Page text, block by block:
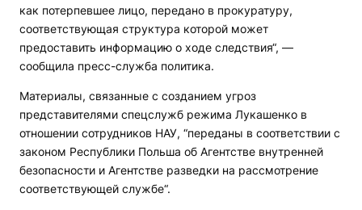
как потерпевшее лицо, передано в прокуратуру,
соответствующая структура которой может
предоставить информацию о ходе следствия“, —
сообщила пресс-служба политика.
Материалы, связанные с созданием угроз
представителями спецслужб режима Лукашенко в
отношении сотрудников НАУ, “переданы в соответствии с
законом Республики Польша об Агентстве внутренней
безопасности и Агентстве разведки на рассмотрение
соответствующей службе“.